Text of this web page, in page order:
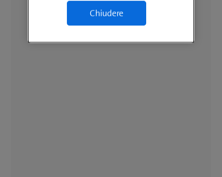
Chiudere